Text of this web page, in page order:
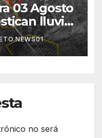
03 Agosto
lluvias
noche;
no será